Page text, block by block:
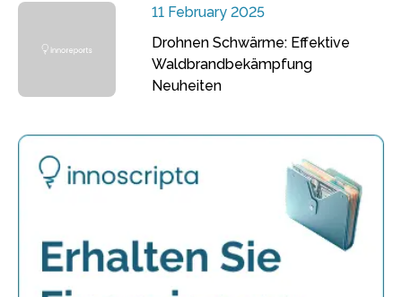
11 February 2025
Drohnen Schwärme: Effektive
Waldbrandbekämpfung
Neuheiten